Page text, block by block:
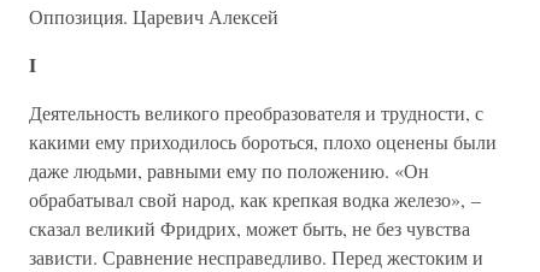
Оппозиция. Царевич Алексей
I
Деятельность великого преобразователя и трудности, с
какими ему приходилось бороться, плохо оценены были
даже людьми, равными ему по положению. «Он
обрабатывал свой народ, как крепкая водка железо», –
сказал великий Фридрих, может быть, не без чувства
зависти. Сравнение несправедливо. Перед жестоким и